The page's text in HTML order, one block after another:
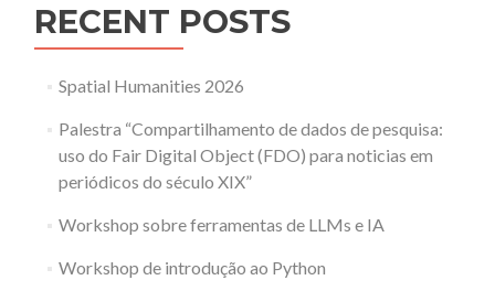
RECENT POSTS
Spatial Humanities 2026
Palestra “Compartilhamento de dados de pesquisa:
uso do Fair Digital Object (FDO) para noticias em
periódicos do século XIX”
Workshop sobre ferramentas de LLMs e IA
Workshop de introdução ao Python